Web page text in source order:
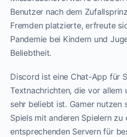
Benutzer nach dem
Fremden platzierte, erfreute
Pandemie bei Kindern und
Beliebtheit.
Discord ist eine Chat-App für
Textnachrichten, die vor allem
sehr beliebt ist. Gamer nutzen
Spiels mit anderen Spielern
entsprechenden Servern für